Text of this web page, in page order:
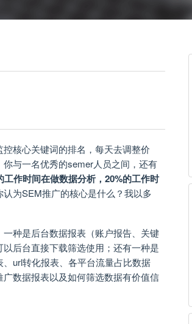
核心关键词的排名，每天去调整价
与一名优秀的semer人员之间，还有
作时间在做数据分析，20%的工作时
认为SEM推广的核心是什么？我以多
种是后台数据报表（账户报告、关键
后台直接下载筛选使用；还有一种是
url转化报表、各平台流量占比数据
数据报表以及如何筛选数据有价值信